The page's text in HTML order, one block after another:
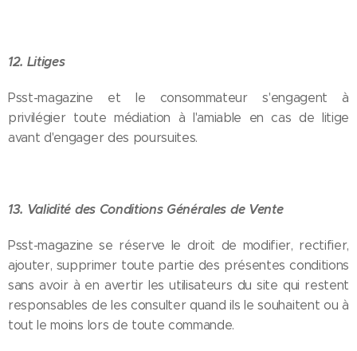
12. Litiges
Psst-magazine et le consommateur s'engagent à
privilégier toute médiation à l'amiable en cas de litige
avant d'engager des poursuites.
13. Validité des Conditions Générales de Vente
Psst-magazine se réserve le droit de modifier, rectifier,
ajouter, supprimer toute partie des présentes conditions
sans avoir à en avertir les utilisateurs du site qui restent
responsables de les consulter quand ils le souhaitent ou à
tout le moins lors de toute commande.